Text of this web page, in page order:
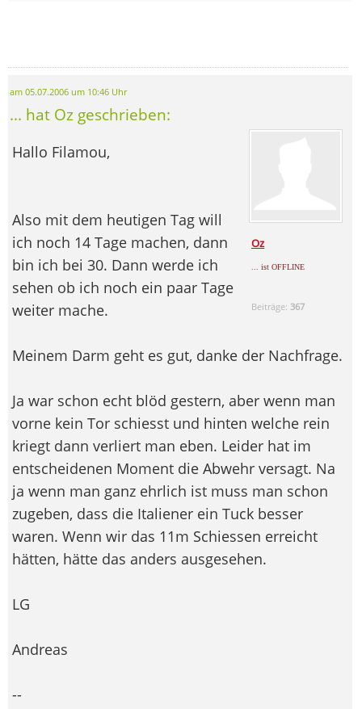
am 05.07.2006 um 10:46 Uhr
... hat Oz geschrieben:
Oz
... ist OFFLINE
Beiträge: 367
Hallo Filamou,
Also mit dem heutigen Tag will
ich noch 14 Tage machen, dann
bin ich bei 30. Dann werde ich
sehen ob ich noch ein paar Tage
weiter mache.
Meinem Darm geht es gut, danke der Nachfrage.
Ja war schon echt blöd gestern, aber wenn man
vorne kein Tor schiesst und hinten welche rein
kriegt dann verliert man eben. Leider hat im
entscheidenen Moment die Abwehr versagt. Na
ja wenn man ganz ehrlich ist muss man schon
zugeben, dass die Italiener ein Tuck besser
waren. Wenn wir das 11m Schiessen erreicht
hätten, hätte das anders ausgesehen.
LG
Andreas
--